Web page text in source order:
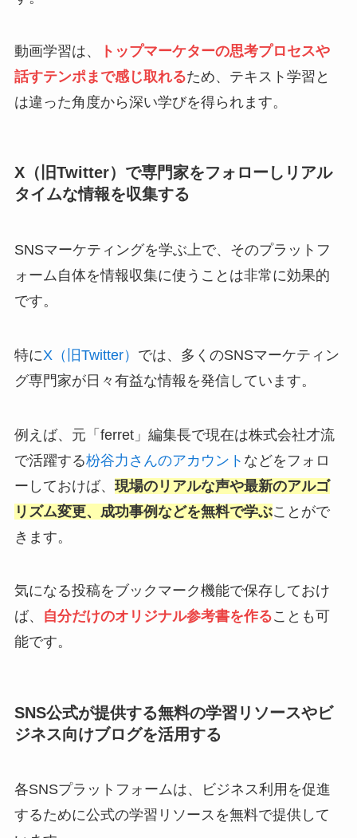
動画学習は、
トップマーケターの思考プロセスや
話すテンポまで感じ取れるため、テキスト学習と
は違った角度から深い学びを得られます。
X（旧Twitter）で専門家をフォローしリアル
タイムな情報を収集する
SNSマーケティングを学ぶ上で、そのプラットフ
ォーム自体を情報収集に使うことは非常に効果的
です。
特にX（旧Twitter） では、多くのSNSマーケティン
グ専門家が日々有益な情報を発信しています。
例えば、元「ferret」編集長で現在は株式会社才流
で活躍する枌谷力さんのアカウント などをフォロ
ーしておけば、 現場のリアルな声や最新のアルゴ
リズム変更、成功事例などを無料で学ぶことがで
きます。
気になる投稿をブックマーク機能で保存しておけ
ば、
自分だけのオリジナル参考書を作ることも可
能です。
SNS公式が提供する無料の学習リソースやビ
ジネス向けブログを活用する
各SNSプラットフォームは、ビジネス利用を促進
するために公式の学習リソースを無料で提供して